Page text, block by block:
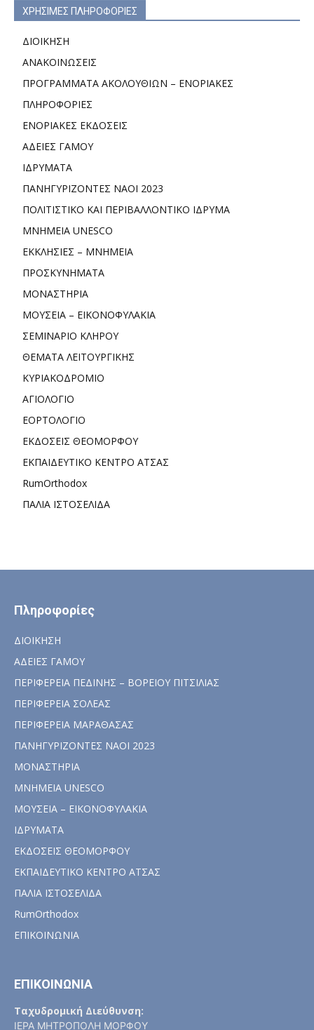
ΧΡΗΣΙΜΕΣ ΠΛΗΡΟΦΟΡΙΕΣ
ΔΙΟΙΚΗΣΗ
ΑΝΑΚΟΙΝΩΣΕΙΣ
ΠΡΟΓΡΑΜΜΑΤΑ ΑΚΟΛΟΥΘΙΩΝ – ΕΝΟΡΙΑΚΕΣ
ΠΛΗΡΟΦΟΡΙΕΣ
ΕΝΟΡΙΑΚΕΣ ΕΚΔΟΣΕΙΣ
ΑΔΕΙΕΣ ΓΑΜΟΥ
ΙΔΡΥΜΑΤΑ
ΠΑΝΗΓΥΡΙΖΟΝΤΕΣ ΝΑΟΙ 2023
ΠΟΛΙΤΙΣΤΙΚΟ ΚΑΙ ΠΕΡΙΒΑΛΛΟΝΤΙΚΟ ΙΔΡΥΜΑ
ΜΝΗΜΕΙΑ UNESCO
ΕΚΚΛΗΣΙΕΣ – ΜΝΗΜΕΙΑ
ΠΡΟΣΚΥΝΗΜΑΤΑ
ΜΟΝΑΣΤΗΡΙΑ
ΜΟΥΣΕΙΑ – ΕΙΚΟΝΟΦΥΛΑΚΙΑ
ΣΕΜΙΝΑΡΙΟ ΚΛΗΡΟΥ
ΘΕΜΑΤΑ ΛΕΙΤΟΥΡΓΙΚΗΣ
ΚΥΡΙΑΚΟΔΡΟΜΙΟ
ΑΓΙΟΛΟΓΙΟ
ΕΟΡΤΟΛΟΓΙΟ
ΕΚΔΟΣΕΙΣ ΘΕΟΜΟΡΦΟΥ
ΕΚΠΑΙΔΕΥΤΙΚΟ ΚΕΝΤΡΟ ΑΤΣΑΣ
RumOrthodox
ΠΑΛΙΑ ΙΣΤΟΣΕΛΙΔΑ
Πληροφορίες
ΔΙΟΙΚΗΣΗ
ΑΔΕΙΕΣ ΓΑΜΟΥ
ΠΕΡΙΦΕΡΕΙΑ ΠΕΔΙΝΗΣ – ΒΟΡΕΙΟΥ ΠΙΤΣΙΛΙΑΣ
ΠΕΡΙΦΕΡΕΙΑ ΣΟΛΕΑΣ
ΠΕΡΙΦΕΡΕΙΑ ΜΑΡΑΘΑΣΑΣ
ΠΑΝΗΓΥΡΙΖΟΝΤΕΣ ΝΑΟΙ 2023
ΜΟΝΑΣΤΗΡΙΑ
ΜΝΗΜΕΙΑ UNESCO
ΜΟΥΣΕΙΑ – ΕΙΚΟΝΟΦΥΛΑΚΙΑ
ΙΔΡΥΜΑΤΑ
ΕΚΔΟΣΕΙΣ ΘΕΟΜΟΡΦΟΥ
ΕΚΠΑΙΔΕΥΤΙΚΟ ΚΕΝΤΡΟ ΑΤΣΑΣ
ΠΑΛΙΑ ΙΣΤΟΣΕΛΙΔΑ
RumOrthodox
ΕΠΙΚΟΙΝΩΝΙΑ
ΕΠΙΚΟΙΝΩΝΙΑ
Ταχυδρομική Διεύθυνση:
ΙΕΡΑ ΜΗΤΡΟΠΟΛΗ ΜΟΡΦΟΥ